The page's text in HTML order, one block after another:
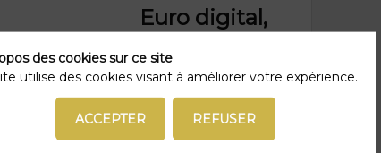
Euro digital,
d’accélération
de l’Open
Finance
des cookies sur ce site
utilise des cookies visant à améliorer votre expérience.
ACCEPTER REFUSER